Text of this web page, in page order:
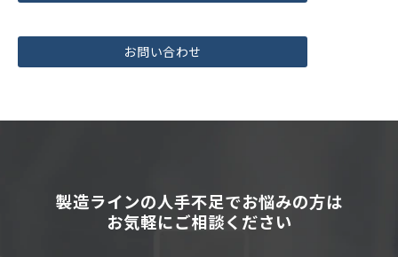
お問い合わせ
製造ラインの人手不足でお悩みの方は
お気軽にご相談ください